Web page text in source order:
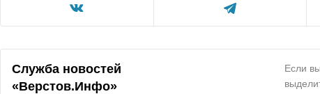
Служба новостей
«Верстов.Инфо»
Если